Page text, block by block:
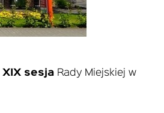
XIX sesja Rady Miejskiej w